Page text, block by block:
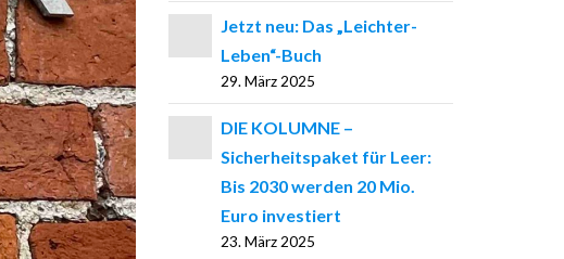
Jetzt neu: Das „Leichter-
Leben“-Buch
29. März 2025
DIE KOLUMNE –
Sicherheitspaket für Leer:
Bis 2030 werden 20 Mio.
Euro investiert
23. März 2025